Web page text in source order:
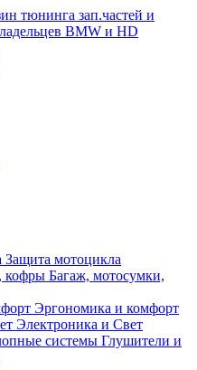
Защита мотоцикла
Багаж, мотосумки,
Эргономика и комфорт
Электроника и Свет
Глушители и